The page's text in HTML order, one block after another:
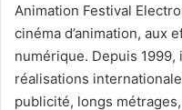
Animation Festival
cinéma d’animation, aux
numérique. Depuis 1999,
réalisations
publicité, longs